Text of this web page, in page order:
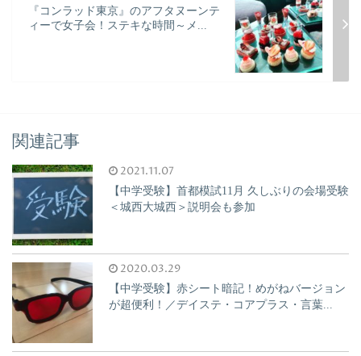
『コンラッド東京』のアフタヌーンテ
ィーで女子会！ステキな時間～メ...
関連記事
2021.11.07
【中学受験】首都模試11月 久しぶりの会場受験
＜城西大城西＞説明会も参加
2020.03.29
【中学受験】赤シート暗記！めがねバージョン
が超便利！／デイステ・コアプラス・言葉...